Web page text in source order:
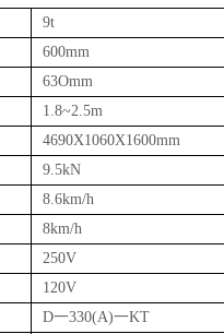
9t
600mm
63Omm
1.8~2.5m
4690X1060X1600mm
9.5kN
8.6km/h
8km/h
250V
120V
D一330(A)一KT